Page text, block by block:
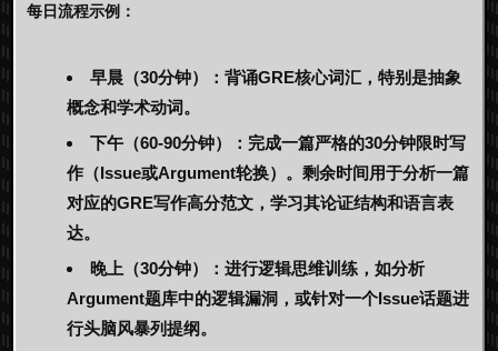
每日流程示例：
早晨（30分钟）： 背诵GRE核心词汇，特别是抽象
概念和学术动词。
下午（60-90分钟）： 完成一篇严格的30分钟限时写
作（Issue或Argument轮换）。剩余时间用于分析一篇
对应的GRE写作高分范文 ，学习其论证结构和语言表
达。
晚上（30分钟）： 进行逻辑思维训练，如分析
Argument题库中的逻辑漏洞，或针对一个Issue话题进
行头脑风暴列提纲。